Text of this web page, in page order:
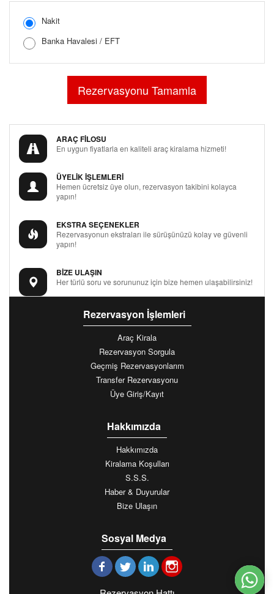
Şifreyi Tekrar Girin
Nakit
Banka Havalesi / EFT
ARAÇ FİLOSU
En uygun fiyatlarla en kaliteli araç kiralama hizmeti!
ÜYELİK İŞLEMLERİ
Hemen ücretsiz üye olun, rezervasyon takibini kolayca
yapın!
EKSTRA SEÇENEKLER
Rezervasyonun ekstraları ile sürüşünüzü kolay ve güvenli
yapın!
BİZE ULAŞIN
Her türlü soru ve sorununuz için bize hemen ulaşabilirsiniz!
Rezervasyon İşlemleri
Araç Kirala
Rezervasyon Sorgula
Geçmiş Rezervasyonlarım
Transfer Rezervasyonu
Üye Giriş/Kayıt
Hakkımızda
Hakkımızda
Kiralama Koşulları
S.S.S.
Haber & Duyurular
Bize Ulaşın
Sosyal Medya